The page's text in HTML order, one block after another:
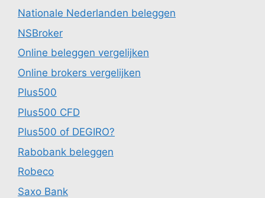
Nationale Nederlanden beleggen
NSBroker
Online beleggen vergelijken
Online brokers vergelijken
Plus500
Plus500 CFD
Plus500 of DEGIRO?
Rabobank beleggen
Robeco
Saxo Bank